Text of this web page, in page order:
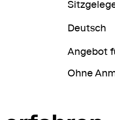
Deutsch
Angebot
Ohne